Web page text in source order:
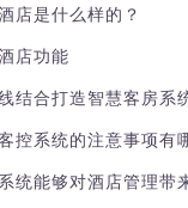
店是什么样的？
店功能
结合打造智慧客房系
控系统的注意事项有
统能够对酒店管理带